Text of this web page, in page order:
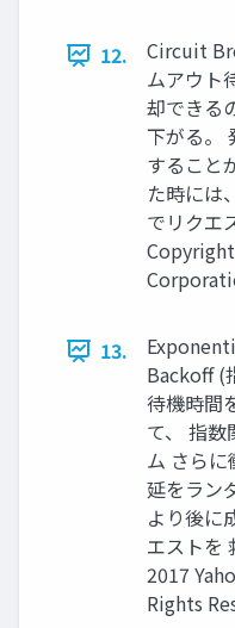
12.
Circuit
ムアウト
却できる
下がる。
すること
た時には
でリクエ
13.
Backoff (
待機時間
て、 指
ム さら
延をラン
より後に
エストを
2017
Rights